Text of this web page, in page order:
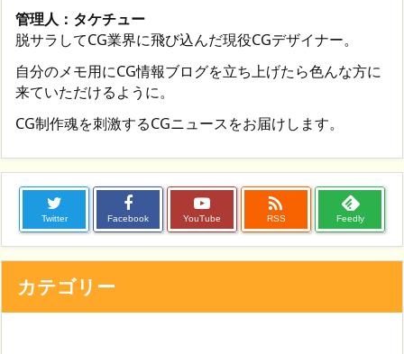
管理人：タケチュー
脱サラしてCG業界に飛び込んだ現役CGデザイナー。
自分のメモ用にCG情報ブログを立ち上げたら色んな方に
来ていただけるように。
CG制作魂を刺激するCGニュースをお届けします。
Twitter Facebook YouTube

RSS Feedly
カテゴリー